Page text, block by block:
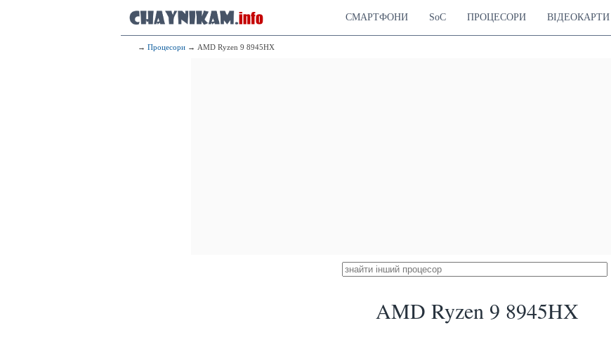
СМАРТФОНИ SoC ПРОЦЕСОРИ ВІДЕОКАРТИ
→ Процесори → AMD Ryzen 9 8945HX
AMD Ryzen 9 8945HX